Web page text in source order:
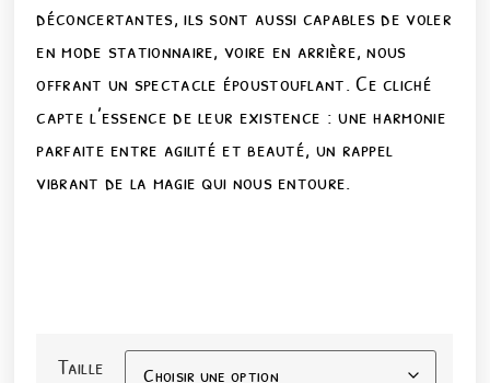
déconcertantes, ils sont aussi capables de voler
en mode stationnaire, voire en arrière, nous
offrant un spectacle époustouflant. Ce cliché
capte l’essence de leur existence : une harmonie
parfaite entre agilité et beauté, un rappel
vibrant de la magie qui nous entoure.
Taille